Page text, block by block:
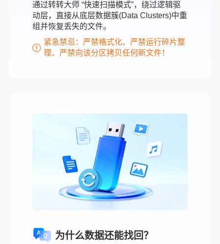
通过转转大师 “快速扫描模式”，绕过逻辑驱
动层，直接从底层数据簇(Data Clusters)中重
组并恢复丢失的文件。
紧急禁忌：严禁格式化、严禁运行碎片整
理、严禁向该分区拷贝任何新文件！
为什么数据还能找回？